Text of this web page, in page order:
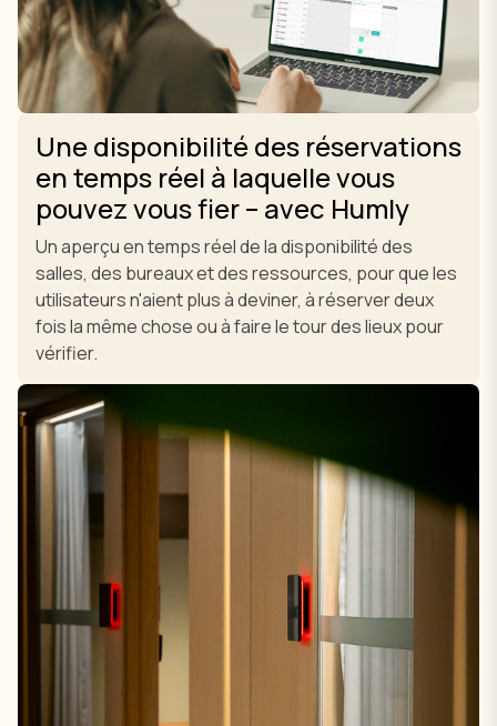
Une disponibilité des réservations
en temps réel à laquelle vous
pouvez vous fier – avec Humly
Un aperçu en temps réel de la disponibilité des
salles, des bureaux et des ressources, pour que les
utilisateurs n'aient plus à deviner, à réserver deux
fois la même chose ou à faire le tour des lieux pour
vérifier.